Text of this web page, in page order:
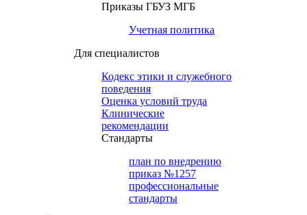
Приказы ГБУЗ МГБ
Учетная политика
Для специалистов
Кодекс этики и служебного
поведения
Оценка условий труда
Клинические
рекомендации
Cтандарты
план по внедрению
приказ №1257
профессиональные
стандарты